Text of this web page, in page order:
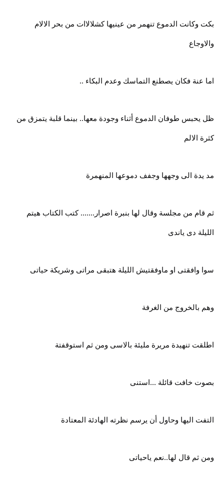
بكت وكانت الدموع تنهمر من عينيها كشلالاات من بحر الالام
والاوجاع
اما عنة فكان يصطنع التماسك وعدم البكاء ..
ظل يحبس طوفان الدموع أثناء وجودة معها.. بينما قلبة يتمزق من
كثرة الالم
مد يدة الى وجهها وجفف دموعها المنهمرة
ثم قام من مجلسة وقال لها بنبرة اصرار....... كتب الكتاب هيتم
الليلة دى ياندى
سوا وافقتى او ماوفقتيش الليلة هتبقى مراتى وشريكة حياتى
وهم بالخروج من الغرفة
اطلقت تنهيدة مريرة مليئة بالاسى ومن ثم استوقفتة
بصوت خافت قائلة ...استنى
التفت اليها وحاول أن يرسم نظرته الهادئة المعتادة
ومن ثم قال لها..نعم ياحياتى